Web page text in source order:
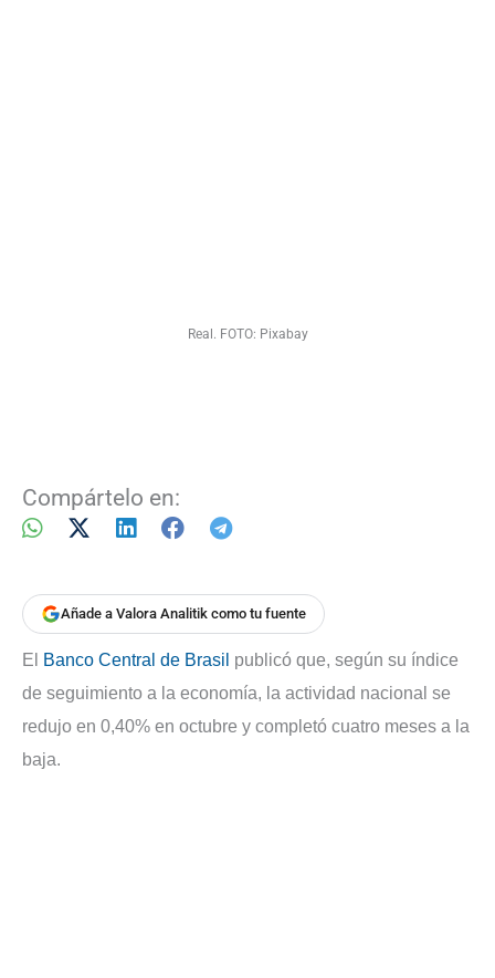
Real. FOTO: Pixabay
Compártelo en:
Añade a Valora Analitik como tu fuente
El Banco Central de Brasil publicó que, según su índice
de seguimiento a la economía, la actividad nacional se
redujo en 0,40% en octubre y completó cuatro meses a la
baja.